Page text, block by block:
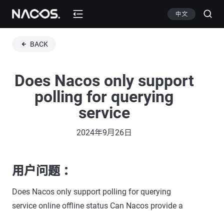
中文
BACK
Does Nacos only support
polling for querying
service
2024年9月26日
用户问题 ：
Does Nacos only support polling for querying
service online offline status Can Nacos provide a